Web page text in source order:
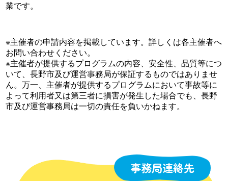
業です。
※主催者の申請内容を掲載しています。詳しくは各主催者へ
お問い合わせください。
※主催者が提供するプログラムの内容、安全性、品質等につ
いて、長野市及び運営事務局が保証するものではありませ
ん。万一、主催者が提供するプログラムにおいて事故等に
よって利用者又は第三者に損害が発生した場合でも、長野
市及び運営事務局は一切の責任を負いかねます。
事務局連絡先